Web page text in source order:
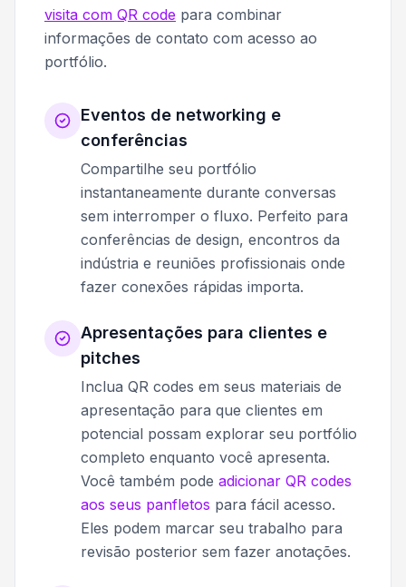
visita com QR code para combinar
informações de contato com acesso ao
portfólio.
Eventos de networking e
conferências
Compartilhe seu portfólio
instantaneamente durante conversas
sem interromper o fluxo. Perfeito para
conferências de design, encontros da
indústria e reuniões profissionais onde
fazer conexões rápidas importa.
Apresentações para clientes e
pitches
Inclua QR codes em seus materiais de
apresentação para que clientes em
potencial possam explorar seu portfólio
completo enquanto você apresenta.
Você também pode adicionar QR codes
aos seus panfletos para fácil acesso.
Eles podem marcar seu trabalho para
revisão posterior sem fazer anotações.